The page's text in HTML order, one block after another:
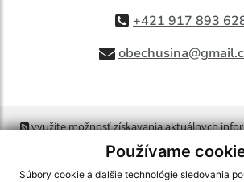
Používame
Súbory cookie a ďalšie technológie sledovania
+421 917 893
využite možnosť získavania aktuálnych
CMS systém (redakčný) systém ECHELON 2,
webex.digital, s.r.o.,domény,
spoločnosť webex.digital, s.r.o.,technický